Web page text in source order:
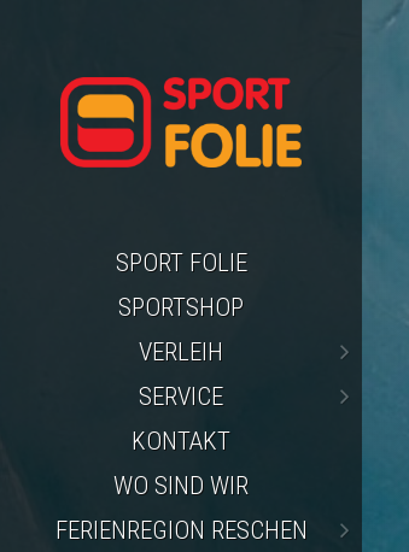
SPORT FOLIE
SPORTSHOP
VERLEIH
SERVICE
KONTAKT
WO SIND WIR
FERIENREGION RESCHEN